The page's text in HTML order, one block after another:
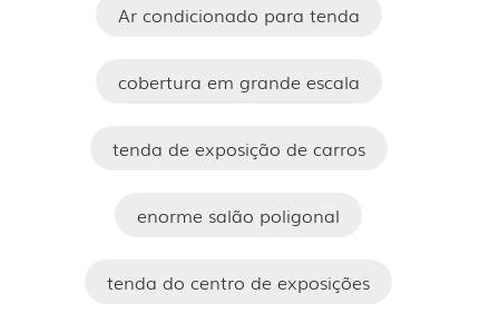
Ar condicionado para tenda
cobertura em grande escala
tenda de exposição de carros
enorme salão poligonal
tenda do centro de exposições